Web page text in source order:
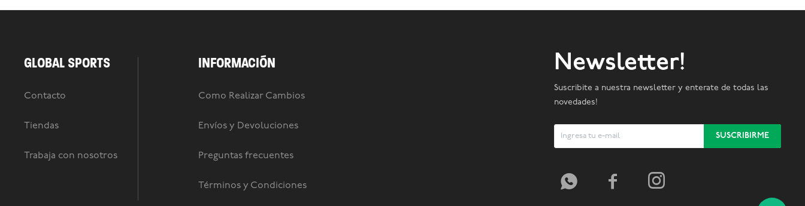
GLOBAL SPORTS
Contacto
Tiendas
Trabaja con nosotros
INFORMACIÓN
Como Realizar Cambios
Envíos y Devoluciones
Preguntas frecuentes
Términos y Condiciones
Newsletter!
Suscribite a nuestra newsletter y enterate de todas las
novedades!
SUSCRIBIRME
  